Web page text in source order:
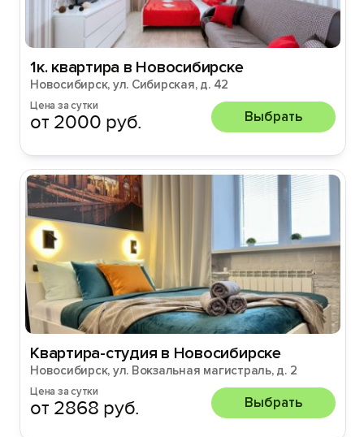
1к. квартира в Новосибирске
Новосибирск, ул. Сибирская, д. 42
Цена за сутки
от 2000 руб. Выбрать
Квартира-студия в Новосибирске
Новосибирск, ул. Вокзальная магистраль, д. 2
Цена за сутки
от 2868 руб. Выбрать